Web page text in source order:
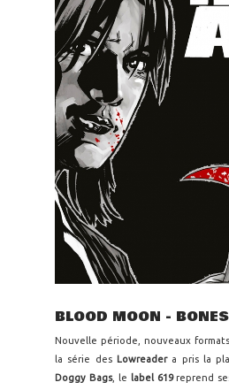
BLOOD MOON -
Nouvelle période, nouveaux
la série des Lowreadera pris la
Doggy Bags, le label 619reprend